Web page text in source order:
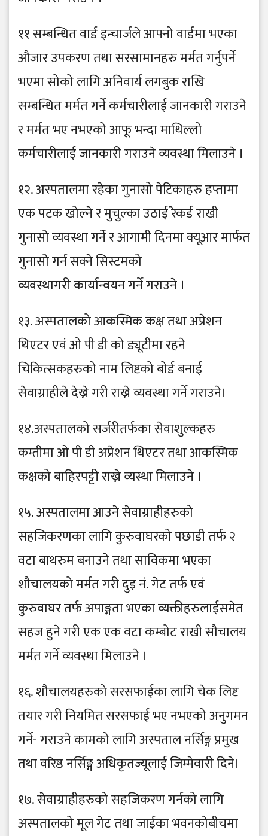
११ सम्बन्धित वार्ड इन्चार्जले आफ्नो वार्डमा भएका
औजार उपकरण तथा सरसामानहरु मर्मत गर्नुपर्ने
भएमा सोको लागि अनिवार्य लगबुक राखि
सम्बन्धित मर्मत गर्ने कर्मचारीलाई जानकारी गराउने
र मर्मत भए नभएको आफू भन्दा माथिल्लो
कर्मचारीलाई जानकारी गराउने व्यवस्था मिलाउने ।
१२. अस्पतालमा रहेका गुनासो पेटिकाहरु हप्तामा
एक पटक खोल्ने र मुचुल्का उठाई रेकर्ड राखी
गुनासो व्यवस्था गर्ने र आगामी दिनमा क्यूआर मार्फत
गुनासो गर्न सक्ने सिस्टमको
व्यवस्थागरी कार्यान्वयन गर्ने गराउने ।
१३. अस्पतालको आकस्मिक कक्ष तथा अप्रेशन
थिएटर एवं ओ पी डी को ड्यूटीमा रहने
चिकित्सकहरुको नाम लिष्टको बोर्ड बनाई
सेवाग्राहीले देख्ने गरी राख्ने व्यवस्था गर्ने गराउने।
१४.अस्पतालको सर्जरीतर्फका सेवाशुल्कहरु
कम्तीमा ओ पी डी अप्रेशन थिएटर तथा आकस्मिक
कक्षको बाहिरपट्टी राख्ने व्यस्था मिलाउने ।
१५. अस्पतालमा आउने सेवाग्राहीहरुको
सहजिकरणका लागि कुरुवाघरको पछाडी तर्फ २
वटा बाथरुम बनाउने तथा साविकमा भएका
शौचालयको मर्मत गरी दुइ नं. गेट तर्फ एवं
कुरुवाघर तर्फ अपाङ्गता भएका व्यक्तीहरुलाईसमेत
सहज हुने गरी एक एक वटा कम्बोट राखी सौचालय
मर्मत गर्ने व्यवस्था मिलाउने ।
१६. शौचालयहरुको सरसफाईका लागि चेक लिष्ट
तयार गरी नियमित सरसफाई भए नभएको अनुगमन
गर्ने- गराउने कामको लागि अस्पताल नर्सिङ्ग प्रमुख
तथा वरिष्ठ नर्सिङ्ग अधिकृतज्यूलाई जिम्मेवारी दिने।
१७. सेवाग्राहीहरुको सहजिकरण गर्नको लागि
अस्पतालको मूल गेट तथा जाईका भवनकोबीचमा